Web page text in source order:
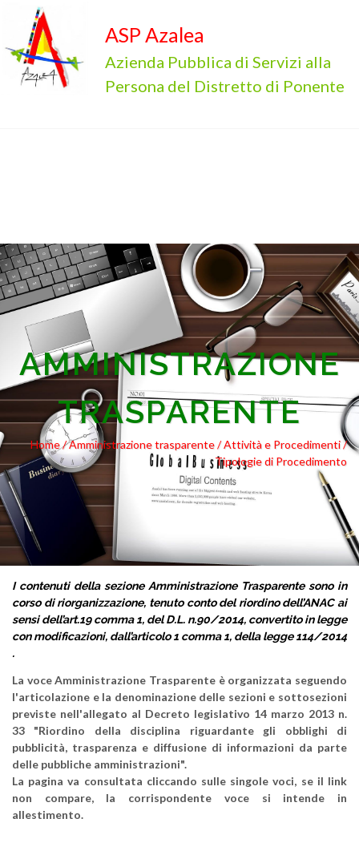
ASP Azalea
Azienda Pubblica di Servizi alla
Persona del Distretto di Ponente
AMMINISTRAZIONE
TRASPARENTE
Home /Amministrazione trasparente/ Attività e Procedimenti/
Tipologie di Procedimento
I contenuti della sezione Amministrazione Trasparente sono in
corso di riorganizzazione, tenuto conto del riordino dell’ANAC ai
sensi dell’art.19 comma 1, del D.L. n.90/2014, convertito in legge
con modificazioni, dall’articolo 1 comma 1, della legge 114/2014
.
La voce Amministrazione Trasparente è organizzata seguendo
l'articolazione e la denominazione delle sezioni e sottosezioni
previste nell'allegato al Decreto legislativo 14 marzo 2013 n.
33 "Riordino della disciplina riguardante gli obblighi di
pubblicità, trasparenza e diffusione di informazioni da parte
delle pubbliche amministrazioni".
La pagina va consultata cliccando sulle singole voci, se il link
non compare, la corrispondente voce si intende in
allestimento.